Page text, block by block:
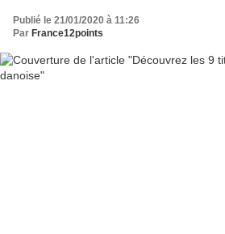
Publié le 21/01/2020 à 11:26
Par France12points